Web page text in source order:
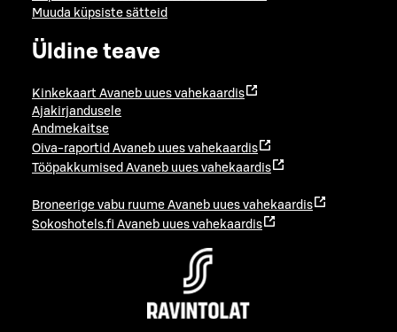
Muuda küpsiste sätteid
Üldine teave
Kinkekaart Avaneb uues vahekaardis
Ajakirjandusele
Andmekaitse
Oiva-raportid Avaneb uues vahekaardis
Tööpakkumised Avaneb uues vahekaardis
Broneerige vabu ruume Avaneb uues vahekaardis
Sokoshotels.fi Avaneb uues vahekaardis